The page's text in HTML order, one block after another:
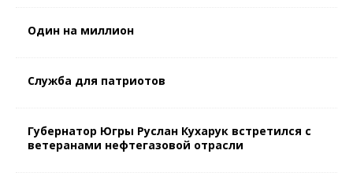
Один на миллион
Служба для патриотов
Губернатор Югры Руслан Кухарук встретился с
ветеранами нефтегазовой отрасли